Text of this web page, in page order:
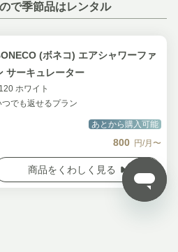
で季節品はレンタル
(ボネコ) エアシャワーファ
サーキュレーター
ホワイト
つでも返せるプラン
あとから購入可能
800 円/月〜
商品をくわしく見る